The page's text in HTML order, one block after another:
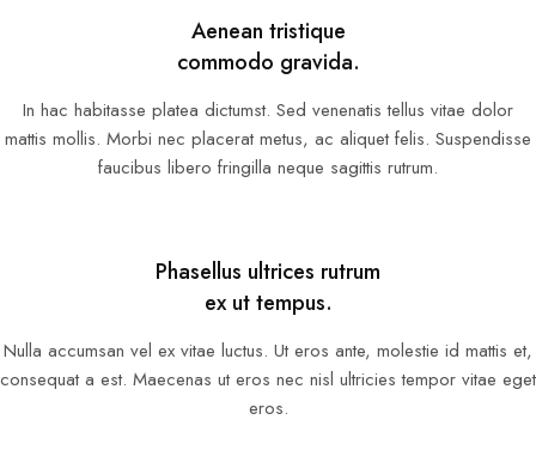
Aenean tristique
commodo gravida.
In hac habitasse platea dictumst. Sed venenatis tellus vitae dolor
mattis mollis. Morbi nec placerat metus, ac aliquet felis. Suspendisse
faucibus libero fringilla neque sagittis rutrum.
Phasellus ultrices rutrum
ex ut tempus.
Nulla accumsan vel ex vitae luctus. Ut eros ante, molestie id mattis et,
consequat a est. Maecenas ut eros nec nisl ultricies tempor vitae eget
eros.